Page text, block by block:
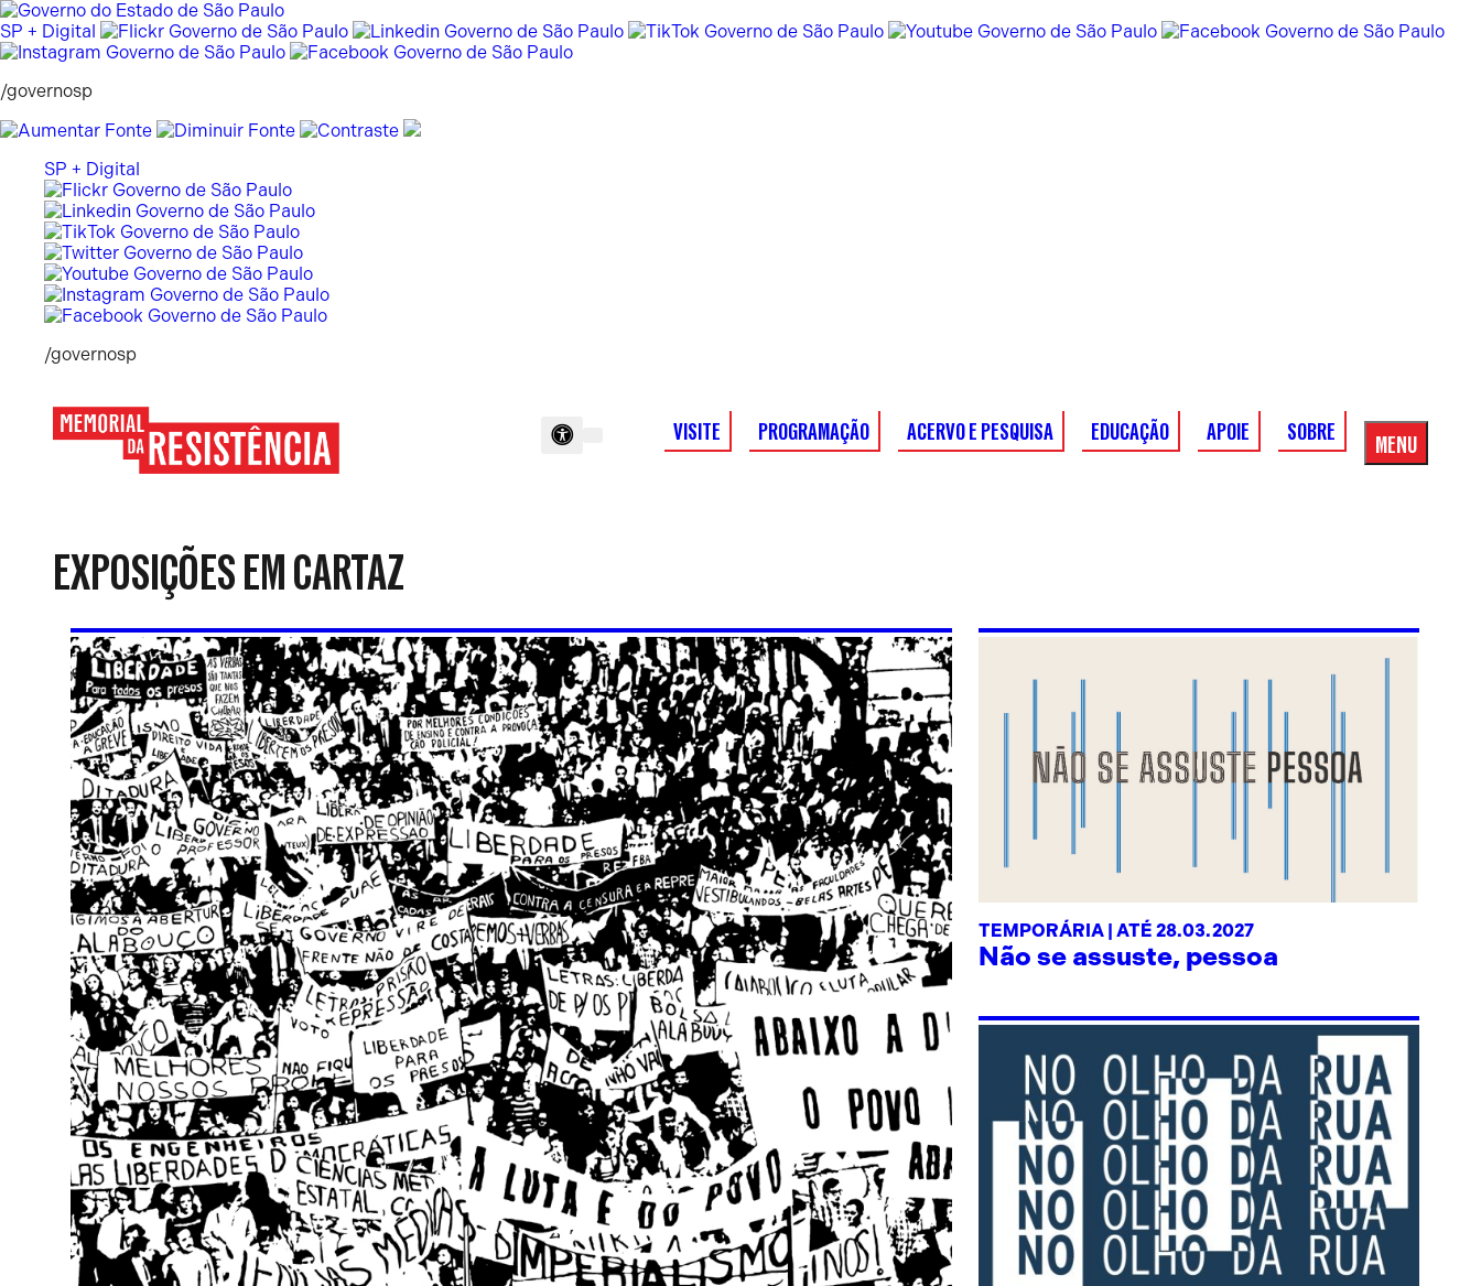
Pular
para
o
SP + Digital
/governosp
SP + Digital
/governosp
VISITE PROGRAMAÇÃO ACERVO E PESQUISA EDUCAÇÃO APOIE SOBRE MENU
Menu
EXPOSIÇÕES EM CARTAZ
TEMPORÁRIA | ATÉ 28.03.2027
Não se assuste, pessoa